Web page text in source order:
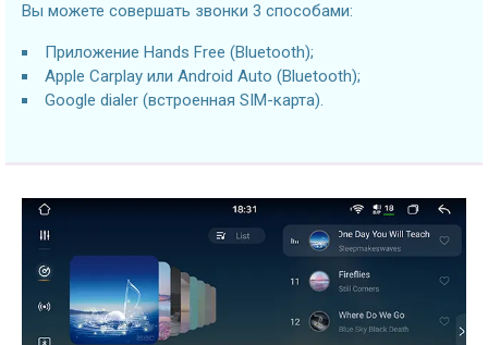
Вы можете совершать звонки 3 способами:
Приложение Hands Free (Bluetooth);
Apple Carplay или Android Auto (Bluetooth);
Google dialer (встроенная SIM-карта).